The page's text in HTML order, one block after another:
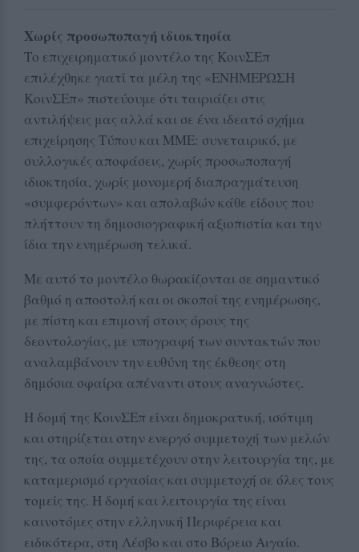
Χωρίς προσωποπαγή ιδιοκτησία
Το επιχειρηματικό μοντέλο της ΚοινΣΕπ
επιλέχθηκε γιατί τα μέλη της «ΕΝΗΜΕΡΩΣΗ
ΚοινΣΕπ» πιστεύουμε ότι ταιριάζει στις
αντιλήψεις μας αλλά και σε ένα ιδεατό σχήμα
επιχείρησης Τύπου και ΜΜΕ: συνεταιρικό, με
συλλογικές αποφάσεις, χωρίς προσωποπαγή
ιδιοκτησία, χωρίς μονομερή διαπραγμάτευση
«συμφερόντων» και απολαβών κάθε είδους που
πλήττουν τη δημοσιογραφική αξιοπιστία και την
ίδια την ενημέρωση τελικά.
Με αυτό το μοντέλο θωρακίζονται σε σημαντικό
βαθμό η αποστολή και οι σκοποί της ενημέρωσης,
με πίστη και επιμονή στους όρους της
δεοντολογίας, με υπογραφή των συντακτών που
αναλαμβάνουν την ευθύνη της έκθεσης στη
δημόσια σφαίρα απέναντι στους αναγνώστες.
Η δομή της ΚοινΣΕπ είναι δημοκρατική, ισότιμη
και στηρίζεται στην ενεργό συμμετοχή των μελών
της, τα οποία συμμετέχουν στην λειτουργία της, με
καταμερισμό εργασίας και συμμετοχή σε όλες τους
τομείς της. Η δομή και λειτουργία της είναι
καινοτόμες στην ελληνική Περιφέρεια και
ειδικότερα, στη Λέσβο και στο Βόρειο Αιγαίο.